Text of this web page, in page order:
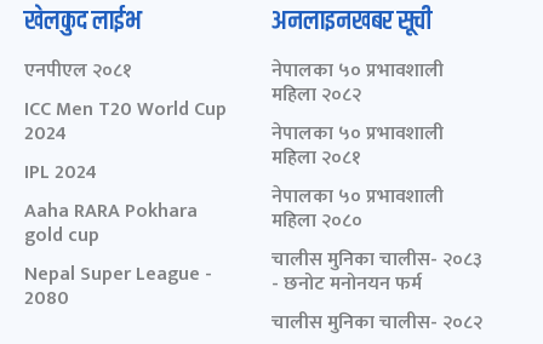
खेलकुद लाईभ
एनपीएल २०८१
ICC Men T20 World Cup
2024
IPL 2024
Aaha RARA Pokhara
gold cup
Nepal Super League -
2080
अनलाइनखबर सूची
नेपालका ५० प्रभावशाली
महिला २०८२
नेपालका ५० प्रभावशाली
महिला २०८१
नेपालका ५० प्रभावशाली
महिला २०८०
चालीस मुनिका चालीस- २०८३
- छनोट मनोनयन फर्म
चालीस मुनिका चालीस- २०८२